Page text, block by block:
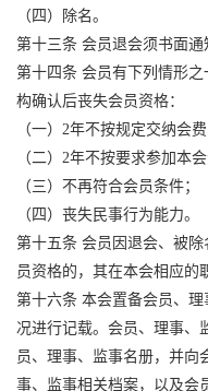
（四）除名。
第十三条 会员退会须书面通
第十四条 会员有下列情形
构确认后丧失会员资格：
（一）2年不按规定交纳会费
（二）2年不按要求参加本会
（三）不再符合会员条件；
（四）丧失民事行为能力。
第十五条 会员因退会、被
员资格的，其在本会相应的
第十六条 本会置备会员、
况进行记载。会员、理事、
员、理事、监事名册，并向
事、监事相关档案，以及会